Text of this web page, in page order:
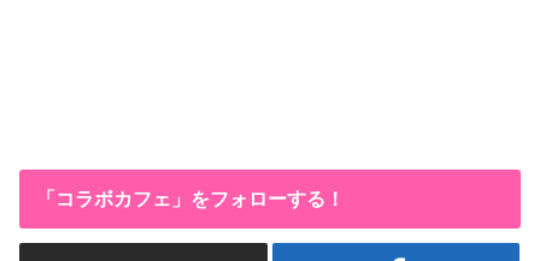
「コラボカフェ」をフォローする！